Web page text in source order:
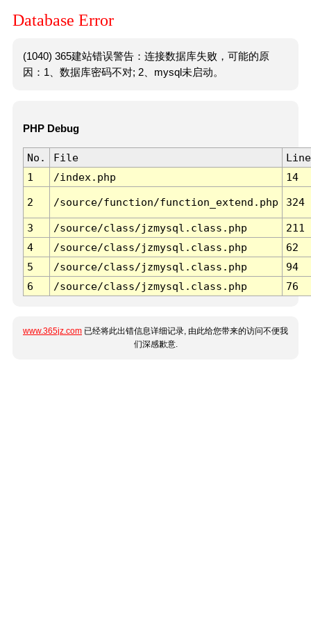
Database Error
(1040) 365建站错误警告：连接数据库失败，可能的原
因：1、数据库密码不对; 2、mysql未启动。
PHP Debug
No. File
Line
1
/index.php 14
2 /source/function/function_extend.php 324
3 /source/class/jzmysql.class.php
211
4
/source/class/jzmysql.class.php
62
5
/source/class/jzmysql.class.php
94
6
/source/class/jzmysql.class.php 76
www.365jz.com 已经将此出错信息详细记录, 由此给您带来的访问不便我
们深感歉意.